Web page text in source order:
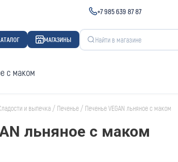
+7 985 639 87 87
МАГАЗИНЫ
с маком
и выпечка / Печенье / Печенье VEGAN льняное с маком
льняное с маком